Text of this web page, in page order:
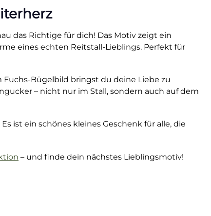
das Richtige für dich! Das Motiv zeigt ein
eines echten Reitstall-Lieblings. Perfekt für
Bügelbild bringst du deine Liebe zu
– nicht nur im Stall, sondern auch auf dem
ist ein schönes kleines Geschenk für alle, die
– und finde dein nächstes Lieblingsmotiv!